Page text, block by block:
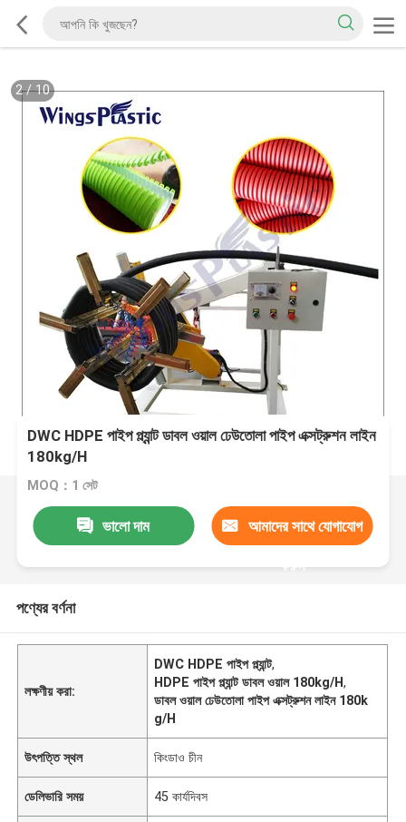
2/10
DWC HDPE পাইপ প্ল্যান্ট ডাবল ওয়াল ঢেউতোলা পাইপ এক্সট্রুশন লাইন
180kg/H
MOQ：1 সেট
ভালো দাম আমাদের সাথে যোগাযোগ
করুন
পণ্যের বর্ণনা
লক্ষণীয় করা:
DWC HDPE পাইপ প্ল্যান্ট,
HDPE পাইপ প্ল্যান্ট ডাবল ওয়াল 180kg/H,
ডাবল ওয়াল ঢেউতোলা পাইপ এক্সট্রুশন লাইন 180k
g/H
উৎপত্তি স্থল কিংডাও চীন
ডেলিভারি সময় 45 কার্যদিবস